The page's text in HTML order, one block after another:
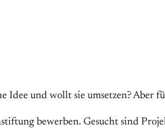
Idee und wollt sie umsetzen? Aber
bewerben. Gesucht sind